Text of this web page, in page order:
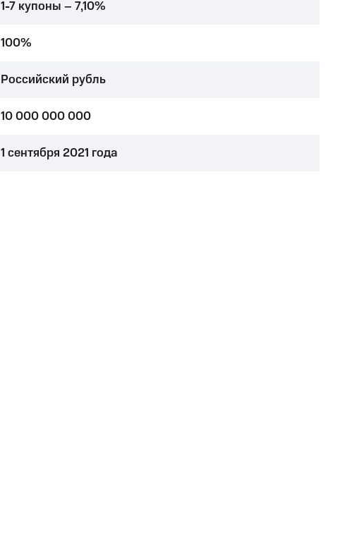
1-7 купоны – 7,10%
100%
Российский рубль
10 000 000 000
1 сентября 2021 года